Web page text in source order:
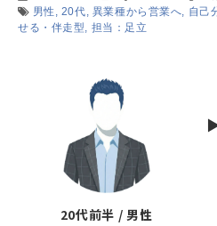
セミナー・
男性
20代 異業種から営業へ 自己
せる・伴走型
担当：足立
20代前半 / 男性